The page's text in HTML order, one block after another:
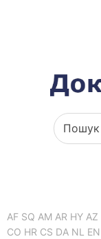
AF SQ AM AR HY AZ
CO HR CS DA NL EN